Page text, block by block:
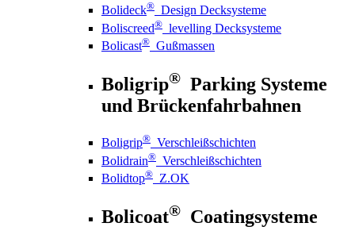
Bolideck® Design Decksysteme
Boliscreed® levelling Decksysteme
Bolicast® Gußmassen
Boligrip® Parking Systeme
und Brückenfahrbahnen
Boligrip® Verschleißschichten
Bolidrain® Verschleißschichten
Bolidtop® Z.OK
Bolicoat® Coatingsysteme